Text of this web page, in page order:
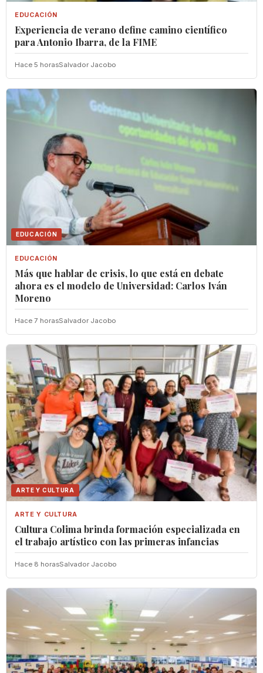
EDUCACIÓN
Experiencia de verano define camino científico
para Antonio Ibarra, de la FIME
Hace 5 horasSalvador Jacobo
EDUCACIÓN
EDUCACIÓN
Más que hablar de crisis, lo que está en debate
ahora es el modelo de Universidad: Carlos Iván
Moreno
Hace 7 horasSalvador Jacobo
ARTE Y CULTURA
ARTE Y CULTURA
Cultura Colima brinda formación especializada en
el trabajo artístico con las primeras infancias
Hace 8 horasSalvador Jacobo